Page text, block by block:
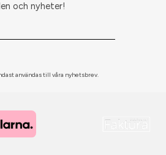
och nyheter!
användas till våra nyhetsbrev.